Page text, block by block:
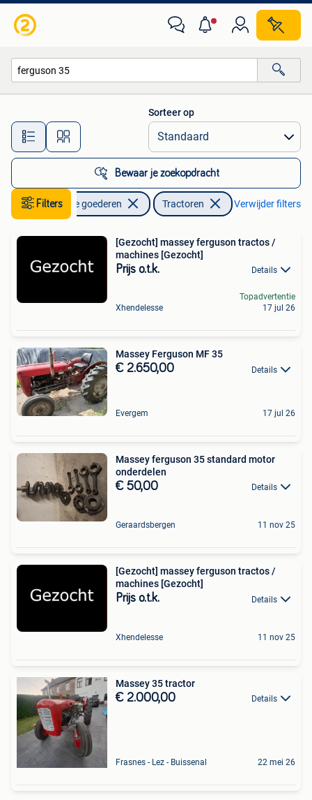
Alle afstanden…
Sorteer op
Bewaar je zoekopdracht
Filters
Zakelijke goederen Tractoren Verwijder filters
[Gezocht] massey ferguson tractos /
machines [Gezocht]
Prijs o.t.k. Details
Xhendelesse
Topadvertentie
17 jul 26
Massey Ferguson MF 35
€ 2.650,00 Details
Evergem 17 jul 26
Massey ferguson 35 standard motor
onderdelen
€ 50,00 Details
Geraardsbergen 11 nov 25
[Gezocht] massey ferguson tractos /
machines [Gezocht]
Prijs o.t.k. Details
Xhendelesse 11 nov 25
Massey 35 tractor
€ 2.000,00 Details
Frasnes - Lez - Buissenal 22 mei 26